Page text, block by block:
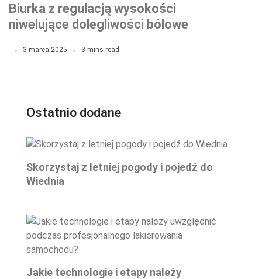
Biurka z regulacją wysokości
niwelujące dolegliwości bólowe
3 marca 2025 3 mins read
Ostatnio dodane
Skorzystaj z letniej pogody i pojedź do
Wiednia
Jakie technologie i etapy należy